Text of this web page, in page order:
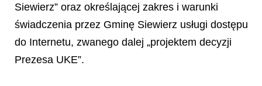
Siewierz” oraz określającej zakres i warunki
świadczenia przez Gminę Siewierz usługi dostępu
do Internetu, zwanego dalej „projektem decyzji
Prezesa UKE”.